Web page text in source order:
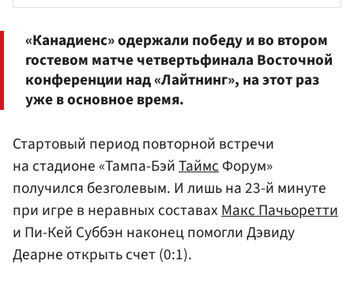
«Канадиенс» одержали победу и во втором
гостевом матче четвертьфинала Восточной
конференции над «Лайтнинг», на этот раз
уже в основное время.
Стартовый период повторной встречи
на стадионе «Тампа-БэйТаймсФорум»
получился безголевым. И лишь на 23-й минуте
при игре в неравных составахМакс Пачьоретти
и Пи-Кей Суббэн наконец помогли Дэвиду
Деарне открыть счет (0:1).